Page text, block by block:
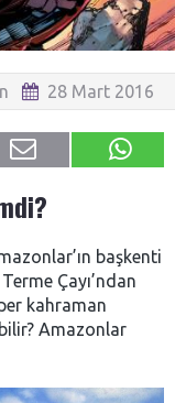
28 Mart 2016
başkenti
Çayı’ndan
kahraman
Amazonlar